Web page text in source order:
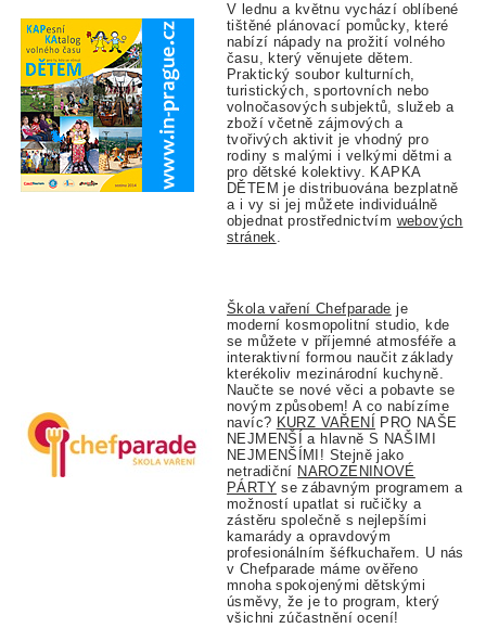
V lednu a květnu vychází oblíbené
tištěné plánovací pomůcky, které
nabízí nápady na prožití volného
času, který věnujete dětem.
Praktický soubor kulturních,
turistických, sportovních nebo
volnočasových subjektů, služeb a
zboží včetně zájmových a
tvořivých aktivit je vhodný pro
rodiny s malými i velkými dětmi a
pro dětské kolektivy. KAPKA
DĚTEM je distribuována bezplatně
a i vy si jej můžete individuálně
objednat prostřednictvím webových
stránek.
Škola vaření Chefparade je
moderní kosmopolitní studio, kde
se můžete v příjemné atmosféře a
interaktivní formou naučit základy
kterékoliv mezinárodní kuchyně.
Naučte se nové věci a pobavte se
novým způsobem! A co nabízíme
navíc? KURZ VAŘENÍ
PRO NAŠE
NEJMENŠÍ a hlavně S NAŠIMI
NEJMENŠÍMI! Stejně jako
netradiční NAROZENINOVÉ
PÁRTYse zábavným programem a
možností upatlat si ručičky a
zástěru společně s nejlepšími
kamarády a opravdovým
profesionálním šéfkuchařem. U nás
v Chefparade máme ověřeno
mnoha spokojenými dětskými
úsměvy, že je to program, který
všichni zúčastnění ocení!